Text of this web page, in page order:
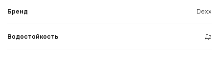
Бренд Dexx
Водостойкость Да